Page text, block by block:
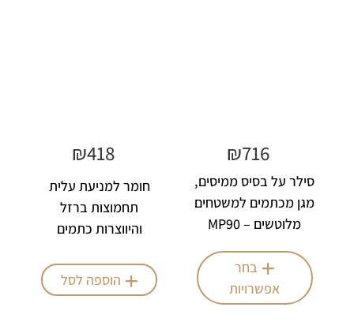
סילר על בסיס ממיסים,
מגן מכתמים למשטחים
מלוטשים – MP90
₪716
בחר
אפשרויות
חומר למניעת עלית
תחמוצות ברזל
והיווצרות כתמים
₪418
הוספה לסל